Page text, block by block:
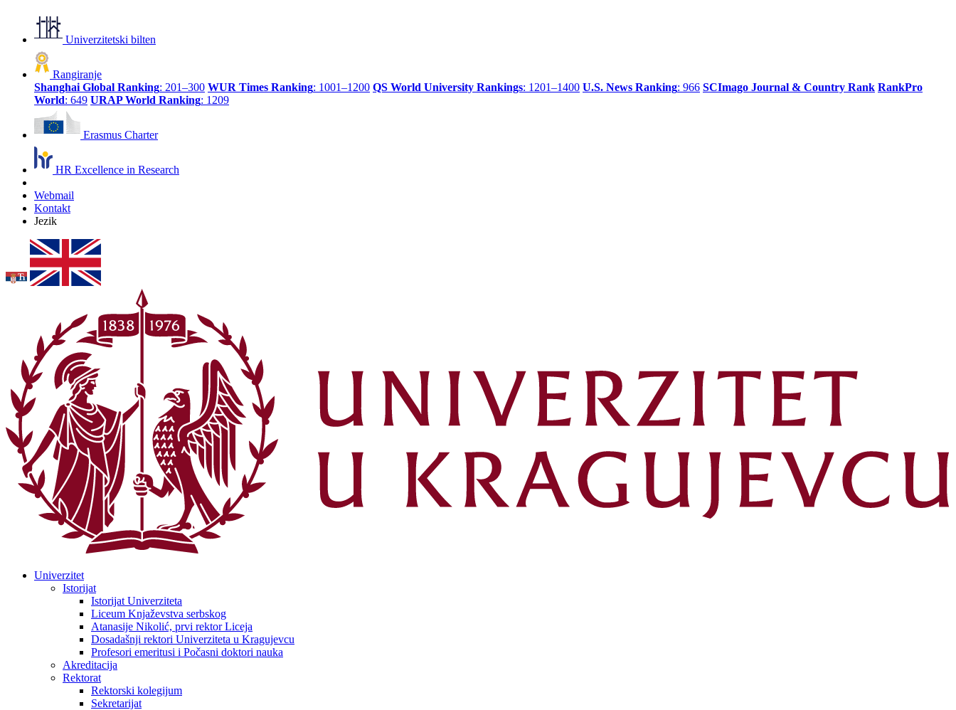
Univerzitetski bilten
Rangiranje
Shanghai Global Ranking: 201–300 WUR Times Ranking: 1001–1200 QS World University Rankings: 1201–1400 U.S. News Ranking: 966 SCImago Journal & Country Rank RankPro
World: 649 URAP World Ranking: 1209
Erasmus Charter
HR Excellence in Research
Webmail
Kontakt
Jezik
Univerzitet
Istorijat
Istorijat Univerziteta
Liceum Knjaževstva serbskog
Atanasije Nikolić, prvi rektor Liceja
Dosadašnji rektori Univerziteta u Kragujevcu
Profesori emeritusi i Počasni doktori nauka
Akreditacija
Rektorat
Rektorski kolegijum
Sekretarijat